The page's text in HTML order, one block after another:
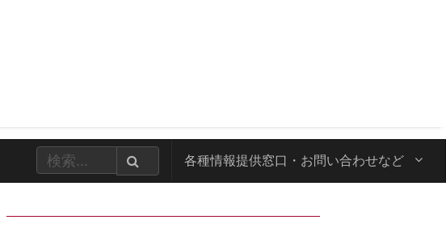
各種情報提供窓口・ お問い合わせなど